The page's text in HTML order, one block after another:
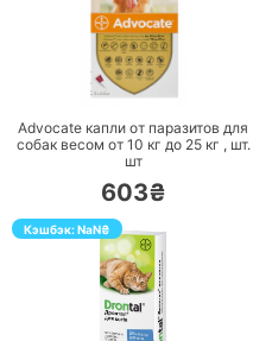
ПЕРЕЙТИ
Advocate капли от паразитов для
собак весом от 10 кг до 25 кг , шт.
шт
603₴
Кэшбэк:NaN₴